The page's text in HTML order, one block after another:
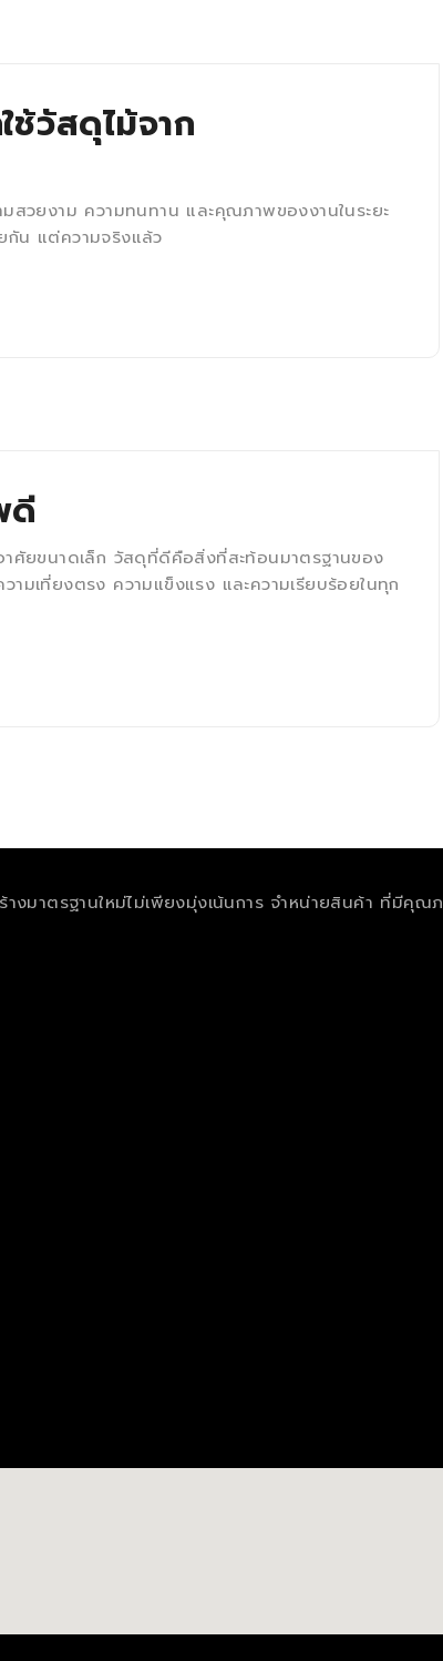
ช้วัสดุไม้จาก
วยงาม ความทนทาน และคุณภาพของงานในระยะ
กัน แต่ความจริงแล้ว
ดี
าศัยขนาดเล็ก วัสดุที่ดีคือสิ่งที่สะท้อนมาตรฐานของ
มเที่ยงตรง ความแข็งแรง และความเรียบร้อยในทุก
มาตรฐานใหม่ไม่เพียงมุ่งเน้นการ จำหน่ายสินค้า ที่มีคุณ